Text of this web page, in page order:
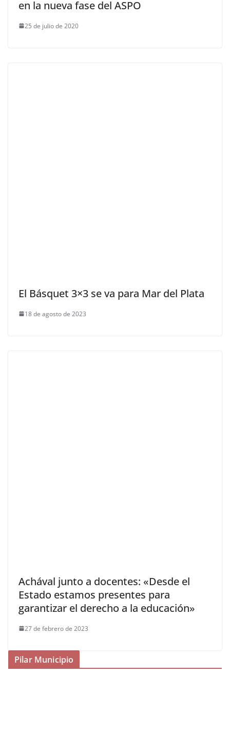
en la nueva fase del ASPO
25 de julio de 2020
El Básquet 3×3 se va para Mar del Plata
18 de agosto de 2023
Achával junto a docentes: «Desde el
Estado estamos presentes para
garantizar el derecho a la educación»
27 de febrero de 2023
Pilar Municipio